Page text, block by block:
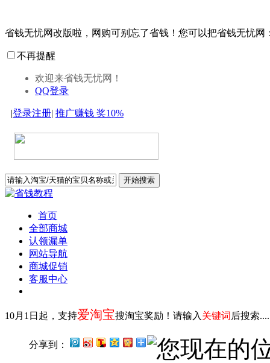
省钱无忧网改版啦，网购可别忘了省钱！您可以把省钱无忧网
不再提醒
欢迎来省钱无忧网！
QQ登录
|登录注册| 推广赚钱 奖10%
开始搜索
首页
全部商城
认领漏单
网站导航
商城促销
客服中心
10月1日起，支持爱淘宝搜淘宝奖励！请输入 关键词 后搜索
分享到： 您现在的